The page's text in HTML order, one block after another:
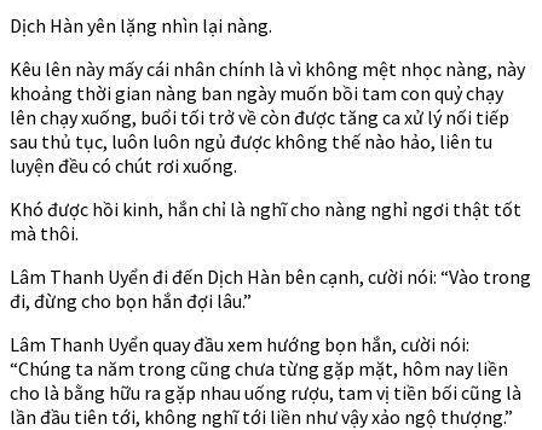
Dịch Hàn yên lặng nhìn lại nàng.
Kêu lên này mấy cái nhân chính là vì không mệt nhọc nàng, này
khoảng thời gian nàng ban ngày muốn bồi tam con quỷ chạy
lên chạy xuống, buổi tối trở về còn được tăng ca xử lý nối tiếp
sau thủ tục, luôn luôn ngủ được không thế nào hảo, liên tu
luyện đều có chút rơi xuống.
Khó được hồi kinh, hắn chỉ là nghĩ cho nàng nghỉ ngơi thật tốt
mà thôi.
Lâm Thanh Uyển đi đến Dịch Hàn bên cạnh, cười nói: “Vào trong
đi, đừng cho bọn hắn đợi lâu.”
Lâm Thanh Uyển quay đầu xem hướng bọn hắn, cười nói:
“Chúng ta năm trong cũng chưa từng gặp mặt, hôm nay liền
cho là bằng hữu ra gặp nhau uống rượu, tam vị tiền bối cũng là
lần đầu tiên tới, không nghĩ tới liền như vậy xảo ngộ thượng.”